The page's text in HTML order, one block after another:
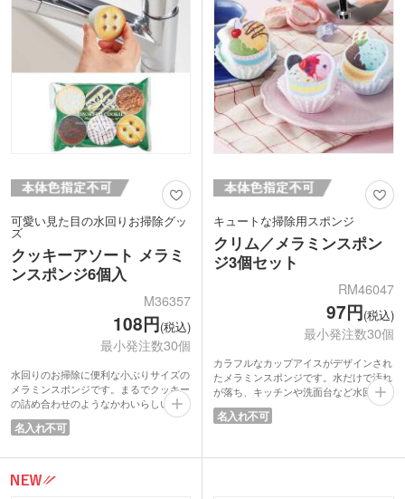
可愛い見た目の水回りお掃除グッ
ズ
クッキーアソート メラミ
ンスポンジ6個入
M36357
108円(税込)
最小発注数30個
水回りのお掃除に便利な小ぶりサイズの
メラミンスポンジです。まるでクッキー
の詰め合わせのようなかわいらしいデザ
インパッケージ入りで、見た目も楽しい
アイテム。6個セットで毎日のお掃除に
手が良く実用的なので、もらって嬉しい
プチギフトです。住宅展示場の来場特典
やショッピングモールでのイベント配布
名入れ不可
キュートな掃除用スポンジ
クリム／メラミンスポン
ジ3個セット
RM46047
97円(税込)
最小発注数30個
カラフルなカップアイスがデザインされ
たメラミンスポンジです。水だけで汚れ
が落ち、キッチンや洗面台など水回りの
お掃除に大活躍！洗剤不要なのでエコに
も繋がります。
名入れ不可